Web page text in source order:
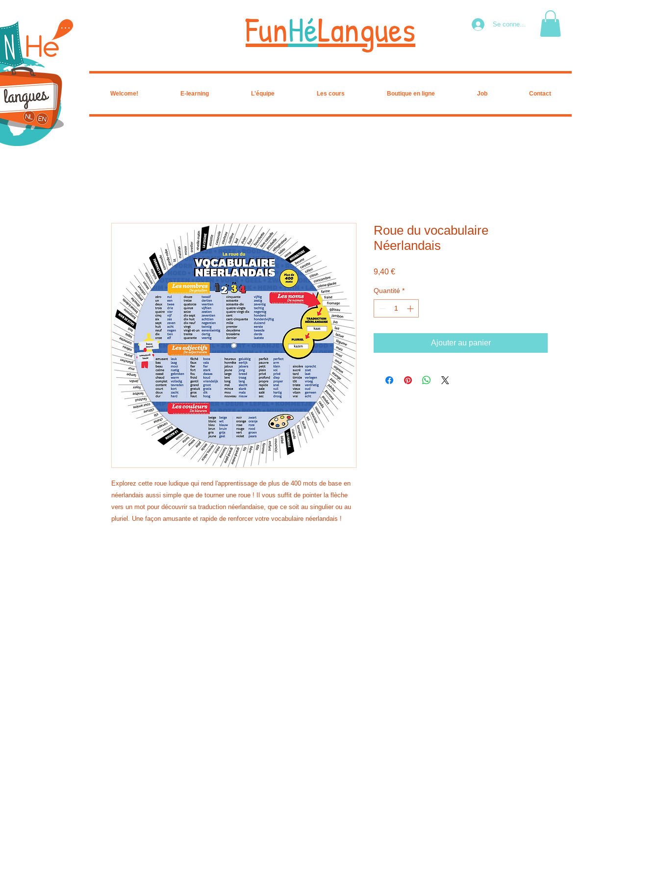
FunHéLangues Se connecter
Welcome! E-learning L'équipe Les cours Boutique en ligne Job Contact
Explorez cette roue ludique qui rend l'apprentissage de plus de 400 mots de base en
néerlandais aussi simple que de tourner une roue ! Il vous suffit de pointer la flèche
vers un mot pour découvrir sa traduction néerlandaise, que ce soit au singulier ou au
pluriel. Une façon amusante et rapide de renforcer votre vocabulaire néerlandais !
Roue du vocabulaire
Néerlandais
9,40 €Prix
Quantité *
Ajouter au panier